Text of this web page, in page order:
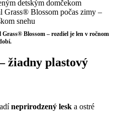
Blossom – rozdiel je len v ročnom
žiadny plastový
neprirodzený lesk a ostré